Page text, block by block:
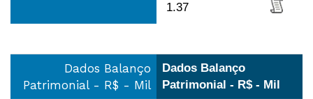
1.37
Dados Balanço
Patrimonial - R$ - Mil
Dados Balanço
Patrimonial - R$ - Mil